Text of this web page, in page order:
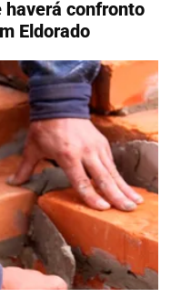
haverá confronto
Eldorado